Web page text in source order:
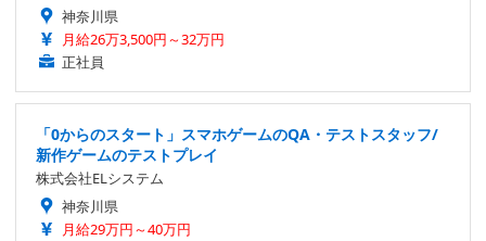
神奈川県
月給26万3,500円～32万円
正社員
「0からのスタート」スマホゲームのQA・テストスタッフ/
新作ゲームのテストプレイ
株式会社ELシステム
神奈川県
月給29万円～40万円